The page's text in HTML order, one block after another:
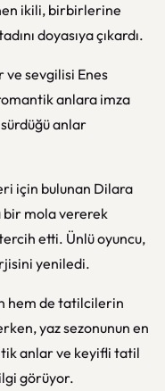
ikili, birbirlerine
doyasıya çıkardı.
ve sevgilisi Enes
anlara imza
anlar
için bulunan Dilara
bir mola vererek
etti. Ünlü oyuncu,
yeniledi.
hem de tatilcilerin
yaz sezonunun en
anlar ve keyifli tatil
görüyor.